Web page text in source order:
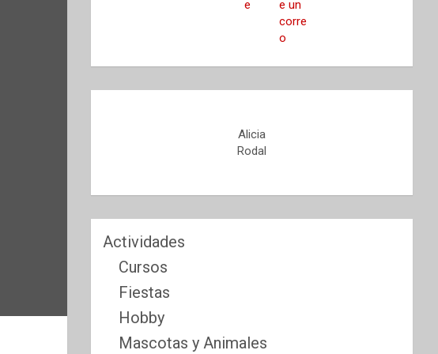
Alicia
Rodal
Actividades
Cursos
Fiestas
Hobby
Mascotas y Animales